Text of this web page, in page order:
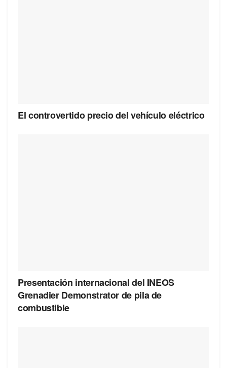
El controvertido precio del vehículo eléctrico
Presentación internacional del INEOS
Grenadier Demonstrator de pila de
combustible